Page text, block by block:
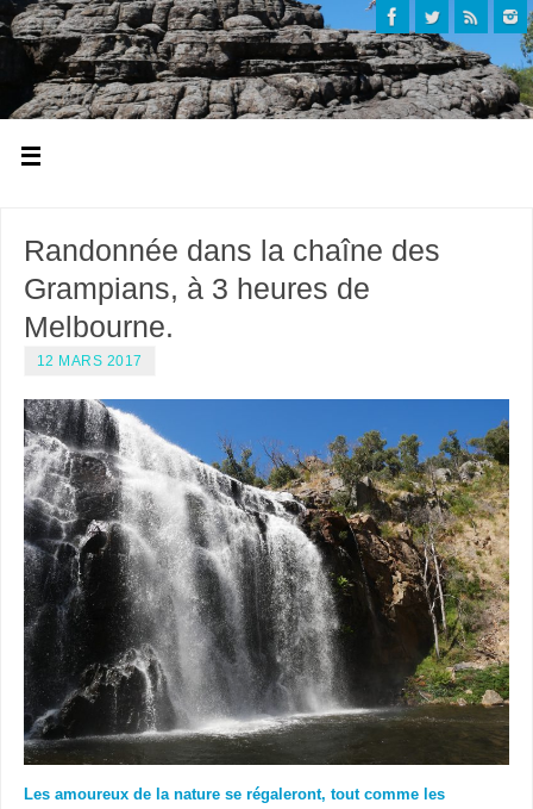
Randonnée dans la chaîne des
Grampians, à 3 heures de
Melbourne.
12 MARS 2017
Les amoureux de la nature se régaleront, tout comme les